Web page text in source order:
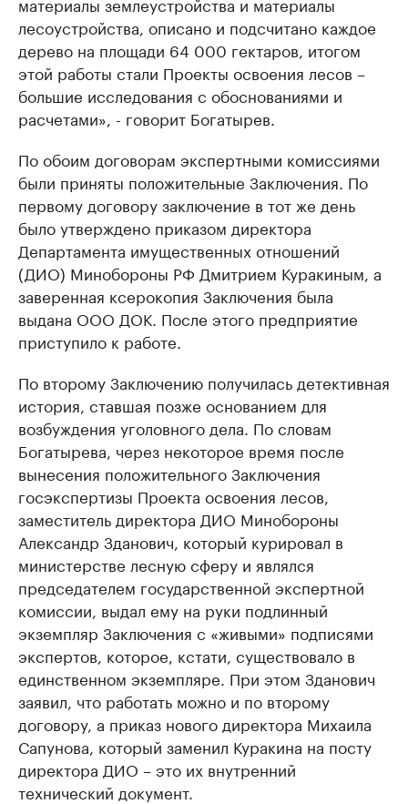
лесоустройства, описано и подсчитано каждое
дерево на площади 64 000 гектаров, итогом
этой работы стали Проекты освоения лесов –
большие исследования с обоснованиями и
расчетами», - говорит Богатырев.
По обоим договорам экспертными комиссиями
были приняты положительные Заключения. По
первому договору заключение в тот же день
было утверждено приказом директора
Департамента имущественных отношений
(ДИО) Минобороны РФ Дмитрием Куракиным, а
заверенная ксерокопия Заключения была
выдана ООО ДОК. После этого предприятие
приступило к работе.
По второму Заключению получилась детективная
история, ставшая позже основанием для
возбуждения уголовного дела. По словам
Богатырева, через некоторое время после
вынесения положительного Заключения
госэкспертизы Проекта освоения лесов,
заместитель директора ДИО Минобороны
Александр Зданович, который курировал в
министерстве лесную сферу и являлся
председателем государственной экспертной
комиссии, выдал ему на руки подлинный
экземпляр Заключения с «живыми» подписями
экспертов, которое, кстати, существовало в
единственном экземпляре. При этом Зданович
заявил, что работать можно и по второму
договору, а приказ нового директора Михаила
Сапунова, который заменил Куракина на посту
директора ДИО – это их внутренний
технический документ.